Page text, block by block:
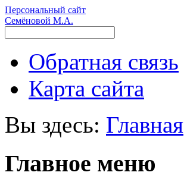
Персональный сайт
Семёновой М.А.
Обратная связь
Карта сайта
Вы здесь: Главная
Главное меню